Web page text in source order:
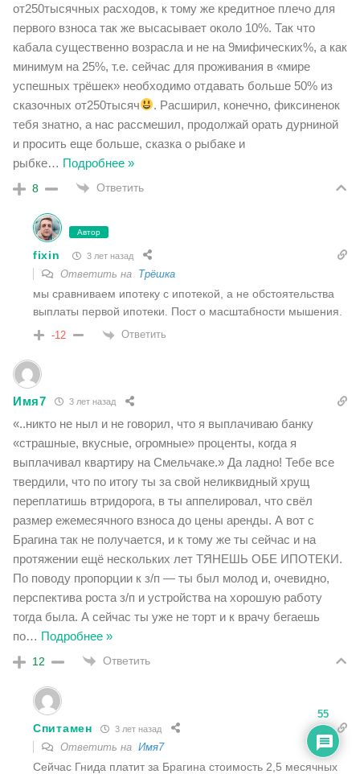
от250тысячных расходов, к тому же кредитное плечо для
первого взноса так же высасывает около 10%. Так что
кабала существенно возрасла и не на 9мифических%, а как
минимум на 25%, т.е. сейчас для проживания в «мире
успешных трёшек» необходимо отдавать больше 50% из
сказочных от250тысяч
. Расширил, конечно, фиксиненок
тебя знатно, а нас рассмешил, продолжай орать дурниной
и просить еще больше, сказка о рыбаке и
рыбке… Подробнее »
8 Ответить
Автор
fixin 3 лет назад
Ответить на Трёшка
мы сравниваем ипотеку с ипотекой, а не обстоятельства
выплаты первой ипотеки. Пост о масштабности мышения.
-12 Ответить
Имя7 3 лет назад
«..никто не ныл и не говорил, что я выплачиваю банку
«страшные, вкусные, огромные» проценты, когда я
выплачивал квартиру на Смельчаке.» Да ладно! Тебе все
твердили, что по итогу ты за свой неликвидный хрущ
переплатишь втридорога, в ты аппелировал, что свёл
размер ежемесячного взноса до цены аренды. А вот с
Брагина так не получается, и к тому же ты сейчас и на
протяжении ещё нескольких лет ТЯНЕШЬ ОБЕ ИПОТЕКИ.
По поводу пропорции к з/п — ты был молод и, очевидно,
перспектива роста з/п и устройства на хорошую работу
тогда была. А сейчас ты уже не торт и к врачу бегаешь
по… Подробнее »
12 Ответить
Спитамен 3 лет назад
Ответить на Имя7
Сейчас Гнида платит за Брагина стоимость 2,5 месячных
55